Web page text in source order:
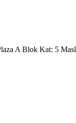
A Blok Kat: 5